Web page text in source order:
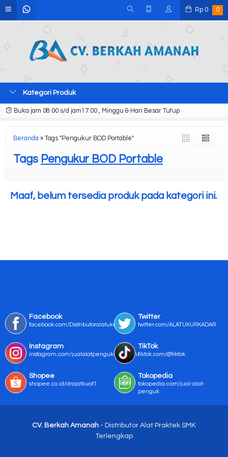
Rp 0 0
Kategori Produk
Buka jam 08.00 s/d jam17.00 , Minggu & Hari Besar Tutup
Beranda » Tags "Pengukur BOD Portable"
Tags Pengukur BOD Portable
Maaf, belum tersedia produk pada kategori ini.
Facebook
facebook.com/Distributoralatukur
Twitter
twitter.com/ALATUKURKADAR
Instagram
instagram.com/jualalatpengukurmurah/
TikTok
tiktok.com/@tiktok
Shopee
shopee.co.id/drajatkuat1
Tokopedia
tokopedia.com/jual-alat-
penguk
CV. Berkah Amanah - Distributor Alat Praktek SMK
Terlengkap